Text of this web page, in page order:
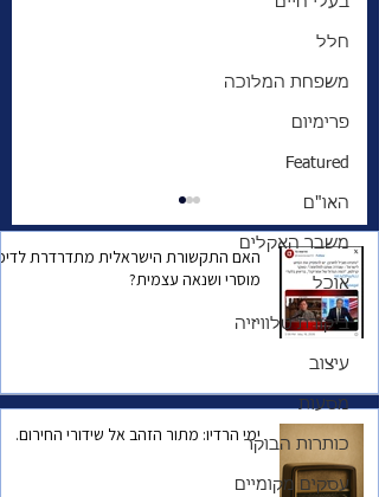
חלל
משפחת המלוכה
פרימיום
Featured
האו"ם
משבר האקלים
אוכל
ביקורת טלוויזיה
עיצוב
מסעות
כותרות הבוקר
עסקים מקומיים
פוסטים הקוראים
לאלימות אבל בתנאי
אחד
האם התקשורת הישראלית מתדרדרת
מוסרי ושנאה עצמית?
ימי הרדיו: מתור הזהב אל שידורי החירום.